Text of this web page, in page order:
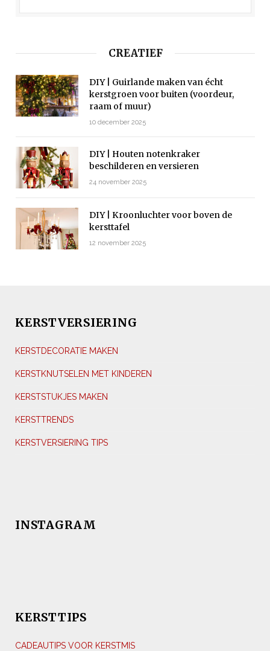
CREATIEF
DIY | Guirlande maken van écht
kerstgroen voor buiten (voordeur,
raam of muur)
10 december 2025
DIY | Houten notenkraker
beschilderen en versieren
24 november 2025
DIY | Kroonluchter voor boven de
kersttafel
12 november 2025
KERSTVERSIERING
KERSTDECORATIE MAKEN
KERSTKNUTSELEN MET KINDEREN
KERSTSTUKJES MAKEN
KERSTTRENDS
KERSTVERSIERING TIPS
INSTAGRAM
KERSTTIPS
CADEAUTIPS VOOR KERSTMIS